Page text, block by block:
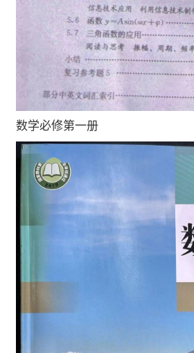
数学必修第一册